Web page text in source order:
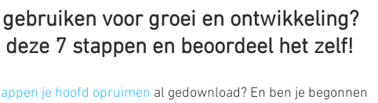
voor groei en ontwikkeling?
7 stappen en beoordeel het zelf!
je hoofd opruimen al gedownload? En ben je begonnen